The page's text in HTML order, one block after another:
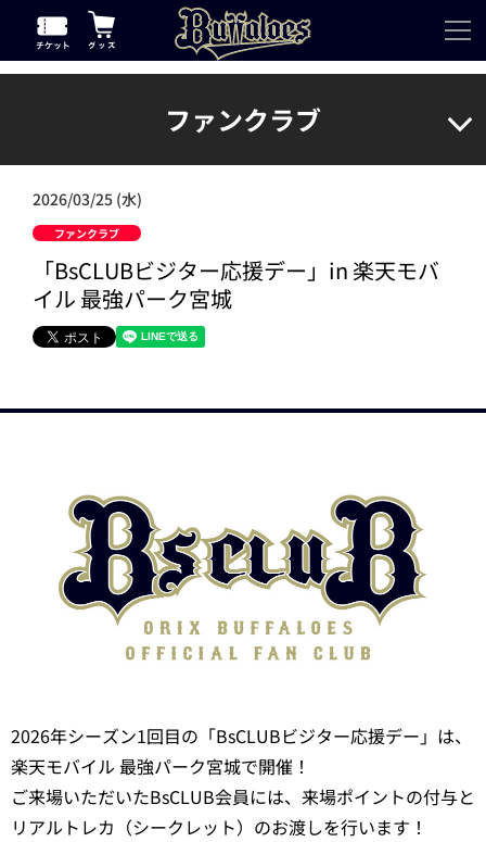
ファンクラブ
2026/03/25 (水)
ファンクラブ
「BsCLUBビジター応援デー」in 楽天モバ
イル 最強パーク宮城
2026年シーズン1回目の「BsCLUBビジター応援デー」は、
楽天モバイル 最強パーク宮城で開催！
ご来場いただいたBsCLUB会員には、来場ポイントの付与と
リアルトレカ（シークレット）のお渡しを行います！